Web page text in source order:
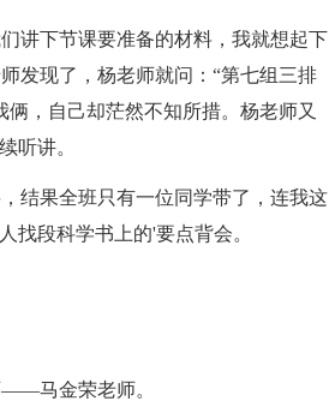
讲下节课要准备的材料，我就想起下
发现了，杨老师就问：“第七组三排
，自己却茫然不知所措。杨老师又
听讲。
结果全班只有一位同学带了，连我这
找段科学书上的'要点背会。
马金荣老师。